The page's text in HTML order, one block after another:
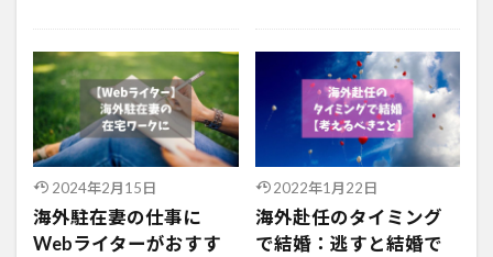
2024年2月15日
海外駐在妻の仕事に
Webライターがおすす
2022年1月22日
海外赴任のタイミング
で結婚：逃すと結婚で